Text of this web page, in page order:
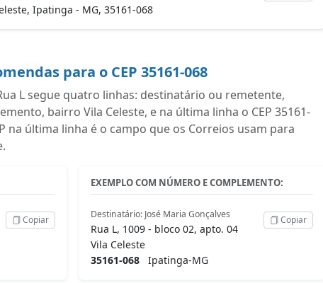
Ipatinga - MG, 35161-068
para o CEP 35161-068
L segue quatro linhas: destinatário ou remetente,
bairro Vila Celeste, e na última linha o CEP 35161-
na última linha é o campo que os Correios usam para
Copiar
EXEMPLO COM NÚMERO E COMPLEMENTO:
Destinatário: José Maria Gonçalves
Rua L, 1009 - bloco 02, apto. 04
Vila Celeste
35161-068 Ipatinga-MG
Copiar